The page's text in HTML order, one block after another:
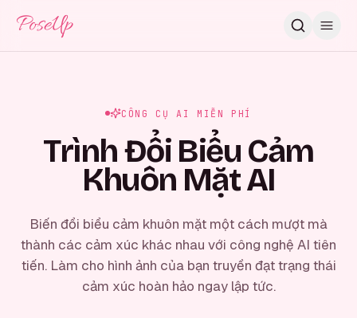
PoseUp
CÔNG CỤ AI MIỄN PHÍ
Trình Đổi Biểu Cảm
Khuôn Mặt AI
Biến đổi biểu cảm khuôn mặt một cách mượt mà
thành các cảm xúc khác nhau với công nghệ AI tiên
tiến. Làm cho hình ảnh của bạn truyền đạt trạng thái
cảm xúc hoàn hảo ngay lập tức.